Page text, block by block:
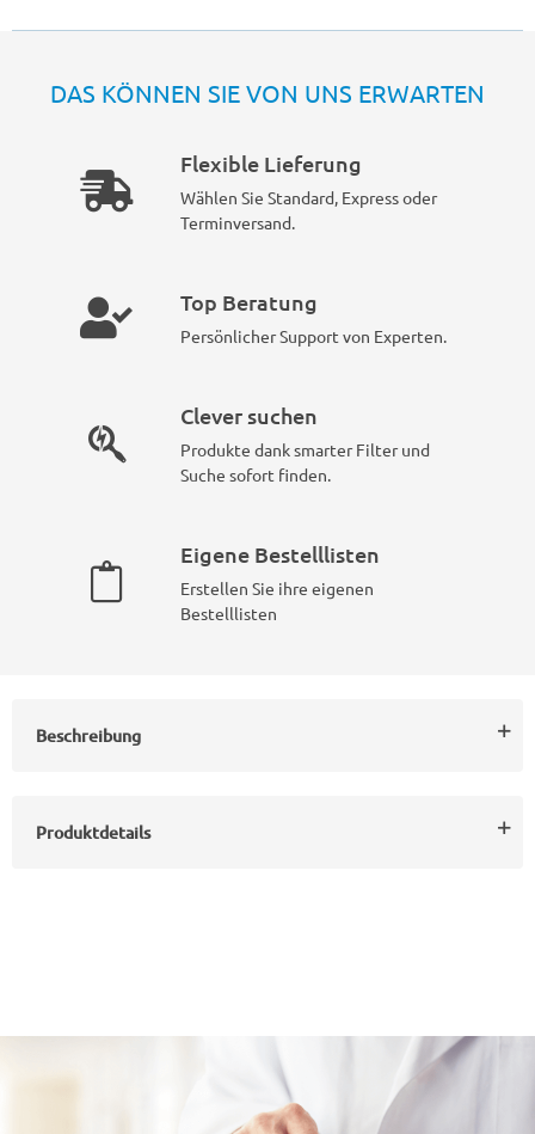
DAS KÖNNEN SIE VON UNS ERWARTEN
Flexible Lieferung
Wählen Sie Standard, Express oder
Terminversand.
Top Beratung
Persönlicher Support von Experten.
Clever suchen
Produkte dank smarter Filter und
Suche sofort finden.
Eigene Bestelllisten
Erstellen Sie ihre eigenen
Bestelllisten
Beschreibung
Produktdetails